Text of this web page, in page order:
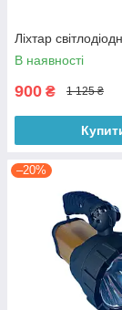
Ліхтар
В наявності
900 ₴ 1 125 ₴
–20%